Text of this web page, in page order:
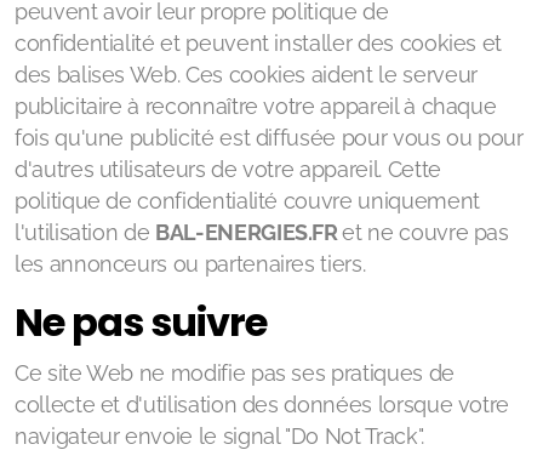
peuvent avoir leur propre politique de
confidentialité et peuvent installer des cookies et
des balises Web. Ces cookies aident le serveur
publicitaire à reconnaître votre appareil à chaque
fois qu'une publicité est diffusée pour vous ou pour
d'autres utilisateurs de votre appareil. Cette
politique de confidentialité couvre uniquement
l'utilisation de BAL-ENERGIES.FRet ne couvre pas
les annonceurs ou partenaires tiers.
Ne pas suivre
Ce site Web ne modifie pas ses pratiques de
collecte et d'utilisation des données lorsque votre
navigateur envoie le signal "Do Not Track".